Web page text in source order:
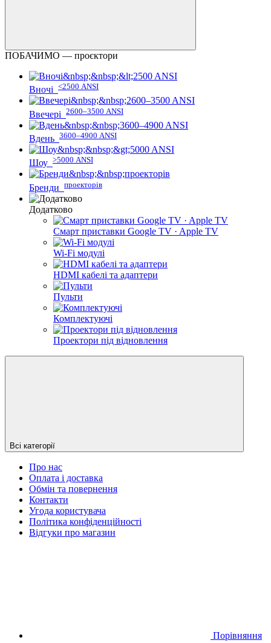
ПОБАЧИМО — проєктори
Вночі <2500 ANSI
Ввечері 2600–3500 ANSI
Вдень 3600–4900 ANSI
Шоу >5000 ANSI
Бренди проекторів
Додатково
Смарт приставки Google TV · Apple TV
Wi-Fi модулі
HDMI кабелі та адаптери
Пульти
Комплектуючі
Проектори під відновлення
Всі категорії
Про нас
Оплата і доставка
Обмін та повернення
Контакти
Угода користувача
Політика конфіденційності
Відгуки про магазин
Порівняння